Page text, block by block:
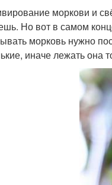
моркови и
Но вот в самом
морковь нужно
иначе лежать она